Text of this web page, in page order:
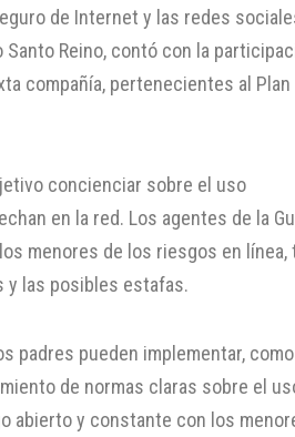
de Internet y las redes
Reino, contó con la
compañía, pertenecientes al Plan
concienciar sobre el uso
en la red. Los agentes de la
menores de los riesgos en línea,
y las posibles estafas.
padres pueden implementar,
de normas claras sobre el
abierto y constante con los